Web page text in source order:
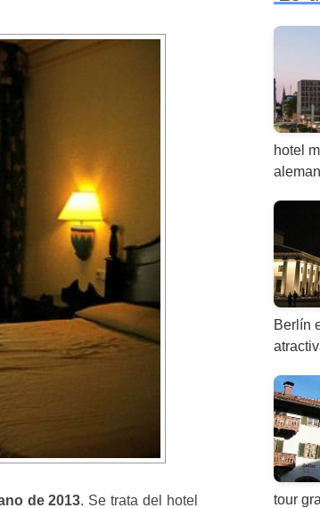
de 2013. Se trata del hotel
hotel
Berlín
tour